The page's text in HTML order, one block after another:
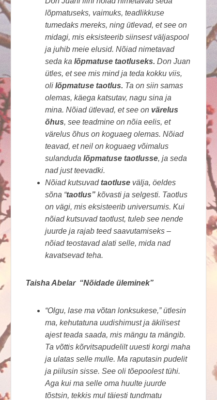
lõpmatuseks, vaimuks, teadlikkuse
tumedaks mereks, ning ütlevad, et see on
midagi, mis eksisteerib siinsest väljaspool
ja juhib meie elusid. Nõiad nimetavad
seda kalõpmatuse taotluseks.Don Juan
ütles, et see mis mind ja teda kokku viis,
oli lõpmatuse taotlus. Ta on siin samas
olemas, käega katsutav, nagu sina ja
mina. Nõiad ütlevad, et see on värelus
õhus, see teadmine on nõia eelis, et
värelus õhus on koguaeg olemas. Nõiad
teavad, et neil on koguaeg võimalus
sulandudalõpmatuse taotlusse, ja seda
nad just teevadki.
Nõiad kutsuvadtaotluse välja, öeldes
sõna “taotlus” kõvasti ja selgesti. Taotlus
on vägi, mis eksisteerib universumis. Kui
nõiad kutsuvad taotlust, tuleb see nende
juurde ja rajab teed saavutamiseks –
nõiad teostavad alati selle, mida nad
kavatsevad teha.
Taisha Abelar “Nõidade üleminek”
“Olgu, lase ma võtan lonksukese,” ütlesin
ma, kehutatuna uudishimust ja äkilisest
ajest teada saada, mis mängu ta mängib.
Ta võttis kõrvitsapudelilt uuesti korgi maha
ja ulatas selle mulle. Ma raputasin pudelit
ja piilusin sisse. See oli tõepoolest tühi.
Aga kui ma selle oma huulte juurde
tõstsin, tekkis mul täiesti tundmatu